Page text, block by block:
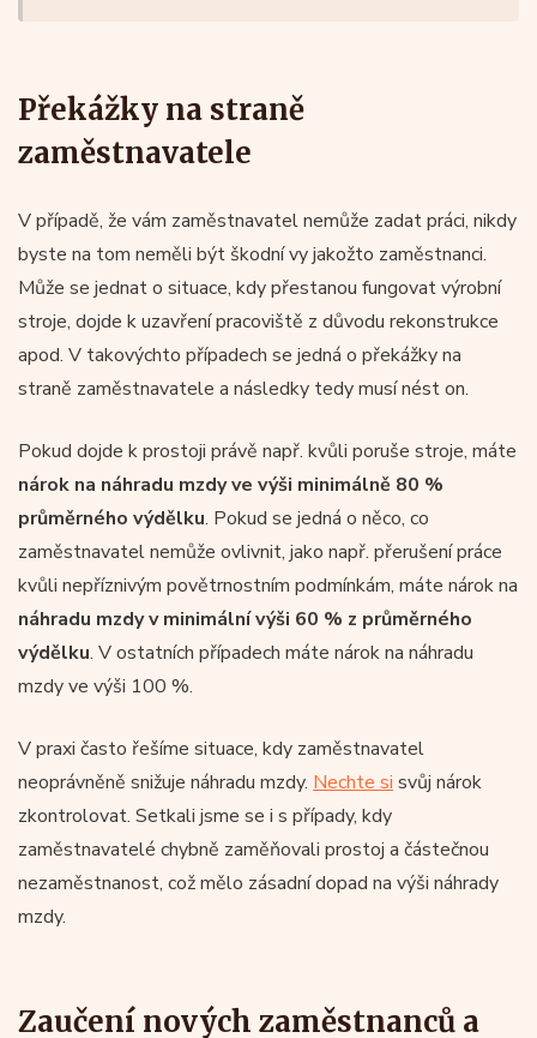
Překážky na straně
zaměstnavatele
V případě, že vám zaměstnavatel nemůže zadat práci, nikdy
byste na tom neměli být škodní vy jakožto zaměstnanci.
Může se jednat o situace, kdy přestanou fungovat výrobní
stroje, dojde k uzavření pracoviště z důvodu rekonstrukce
apod. V takovýchto případech se jedná o překážky na
straně zaměstnavatele a následky tedy musí nést on.
Pokud dojde k prostoji právě např. kvůli poruše stroje, máte
nárok na náhradu mzdy ve výši minimálně 80 %
průměrného výdělku. Pokud se jedná o něco, co
zaměstnavatel nemůže ovlivnit, jako např. přerušení práce
kvůli nepříznivým povětrnostním podmínkám, máte nárok na
náhradu mzdy v minimální výši 60 % z průměrného
výdělku. V ostatních případech máte nárok na náhradu
mzdy ve výši 100 %.
V praxi často řešíme situace, kdy zaměstnavatel
neoprávněně snižuje náhradu mzdy. Nechte si svůj nárok
zkontrolovat. Setkali jsme se i s případy, kdy
zaměstnavatelé chybně zaměňovali prostoj a částečnou
nezaměstnanost, což mělo zásadní dopad na výši náhrady
mzdy.
Zaučení nových zaměstnanců a